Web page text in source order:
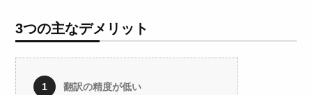
3つの主なデメリット
翻訳の精度が低い